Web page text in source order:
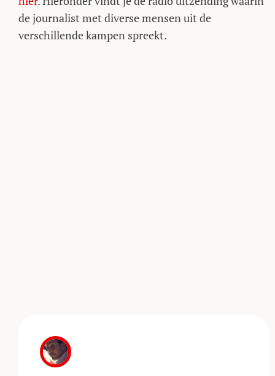
de journalist met diverse mensen uit de
verschillende kampen spreekt.